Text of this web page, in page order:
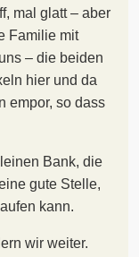
mal glatt – aber
Familie mit
– die beiden
hier und da
empor, so dass
Bank, die
gute Stelle,
kann.
wir weiter.